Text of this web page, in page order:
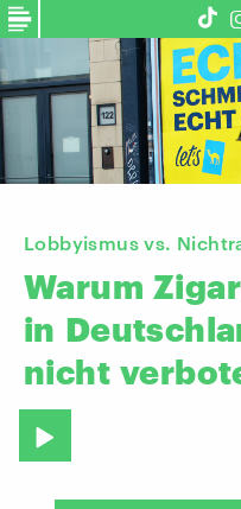
Lobbyismus vs.
Warum
in
nicht